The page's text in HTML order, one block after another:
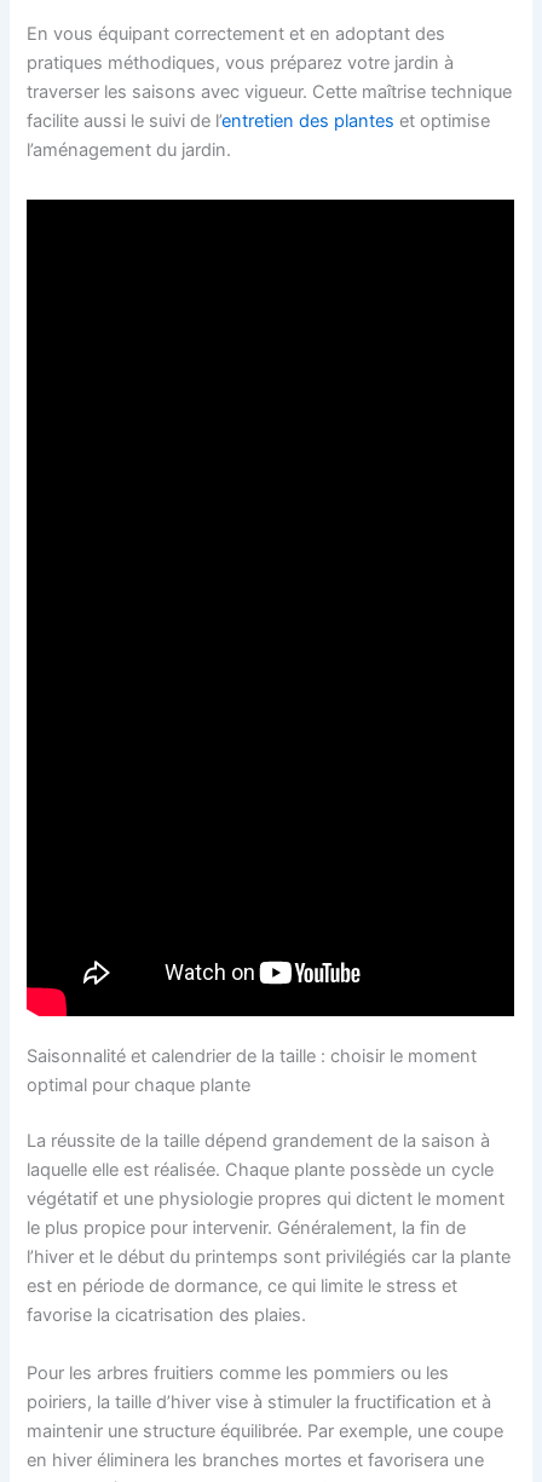
En vous équipant correctement et en adoptant des
pratiques méthodiques, vous préparez votre jardin à
traverser les saisons avec vigueur. Cette maîtrise technique
facilite aussi le suivi de l’entretien des plantes et optimise
l’aménagement du jardin.
Saisonnalité et calendrier de la taille : choisir le moment
optimal pour chaque plante
La réussite de la taille dépend grandement de la saison à
laquelle elle est réalisée. Chaque plante possède un cycle
végétatif et une physiologie propres qui dictent le moment
le plus propice pour intervenir. Généralement, la fin de
l’hiver et le début du printemps sont privilégiés car la plante
est en période de dormance, ce qui limite le stress et
favorise la cicatrisation des plaies.
Pour les arbres fruitiers comme les pommiers ou les
poiriers, la taille d’hiver vise à stimuler la fructification et à
maintenir une structure équilibrée. Par exemple, une coupe
en hiver éliminera les branches mortes et favorisera une